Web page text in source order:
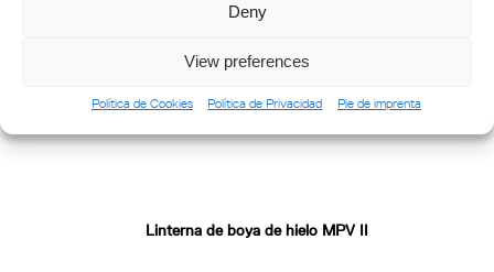
Deny
View preferences
Política de Cookies Política de Privacidad Pie de imprenta
Linterna de boya de hielo MPV II